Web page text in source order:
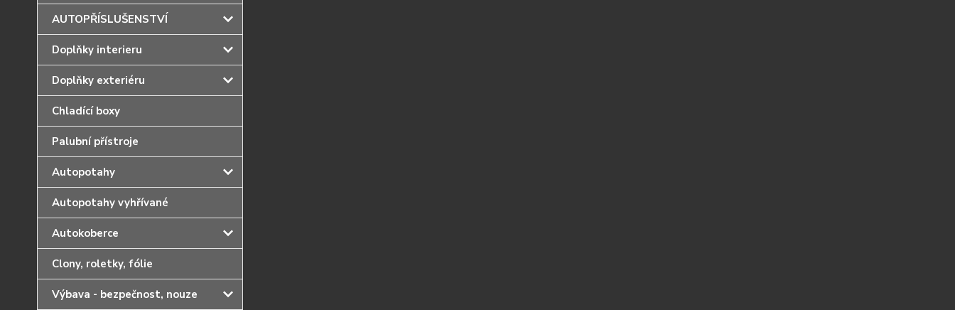
AUTOPŘÍSLUŠENSTVÍ
Doplňky interieru
Doplňky exteriéru
Chladící boxy
Palubní přístroje
Autopotahy
Autopotahy vyhřívané
Autokoberce
Clony, roletky, fólie
Výbava - bezpečnost, nouze